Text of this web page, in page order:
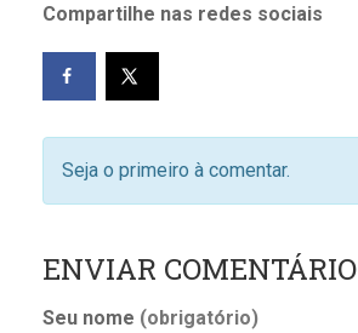
Compartilhe nas redes sociais
Seja o primeiro à comentar.
ENVIAR COMENTÁRIO
Seu nome (obrigatório)